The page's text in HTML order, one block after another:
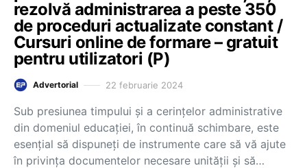
rezolvă administrarea a peste 350
de proceduri actualizate constant /
Cursuri online de formare – gratuit
pentru utilizatori (P)
Advertorial 22 februarie 2024
Sub presiunea timpului și a cerințelor administrative
din domeniul educației, în continuă schimbare, este
esențial să dispuneți de instrumente care să vă ajute
în privința documentelor necesare unității și să…